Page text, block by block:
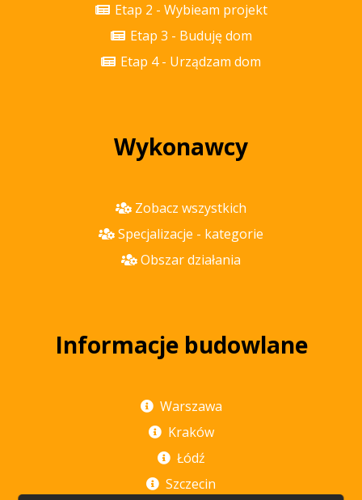
Etap 2 - Wybieam projekt
Etap 3 - Buduję dom
Etap 4 - Urządzam dom
Wykonawcy
Zobacz wszystkich
Specjalizacje - kategorie
Obszar działania
Informacje budowlane
Warszawa
Kraków
Łódź
Szczecin